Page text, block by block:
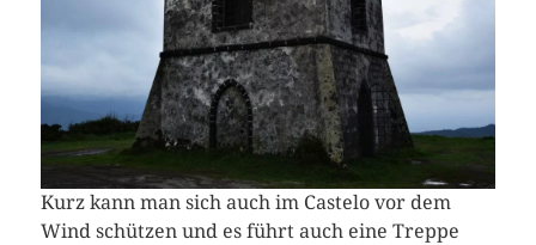
Kurz kann man sich auch im Castelo vor dem
Wind schützen und es führt auch eine Treppe